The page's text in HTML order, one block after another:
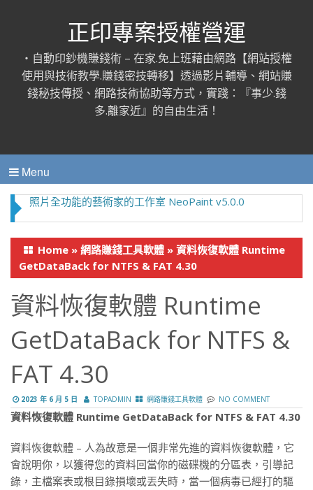
正印專案授權營運
‧自動印鈔機賺錢術 – 在家.免上班藉由網路【網站授權
使用與技術教學.賺錢密技轉移】透過影片輔導、網站賺
錢秘技傳授、網路技術協助等方式，實踐：『事少.錢
多.離家近』的自由生活！
Menu
照片全功能的藝術家的工作室 NeoPaint v5.0.0
Home » 網路賺錢工具軟體 » 資料恢復軟體 Runtime
GetDataBack for NTFS & FAT 4.30
資料恢復軟體 Runtime
GetDataBack for NTFS &
FAT 4.30
2023 年 6 月 5 日 TOPADMIN 網路賺錢工具軟體 NO COMMENT
資料恢復軟體 Runtime GetDataBack for NTFS & FAT 4.30
資料恢復軟體 – 人為故意是一個非常先進的資料恢復軟體，它
會說明你，以獲得您的資料回當你的磁碟機的分區表，引導記
錄，主檔案表或根目錄損壞或丟失時，當一個病毒已經打的驅